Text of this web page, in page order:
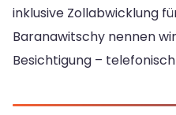
inklusive Zollabwicklung
Baranawitschy nennen
Besichtigung –